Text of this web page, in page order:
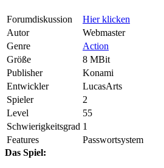
Forumdiskussion
Hier klicken
Autor
Webmaster
Genre
Action
Größe
8 MBit
Publisher
Konami
Entwickler
LucasArts
Spieler
2
Level
55
Schwierigkeitsgrad 1
Features
Passwortsystem
Das Spiel: